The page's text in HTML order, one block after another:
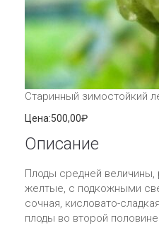
Старинный зимостойкий
Цена:500,00₽
Описание
Плоды средней величины,
желтые, с подкожными
сочная, кисловато-
плоды во второй половине